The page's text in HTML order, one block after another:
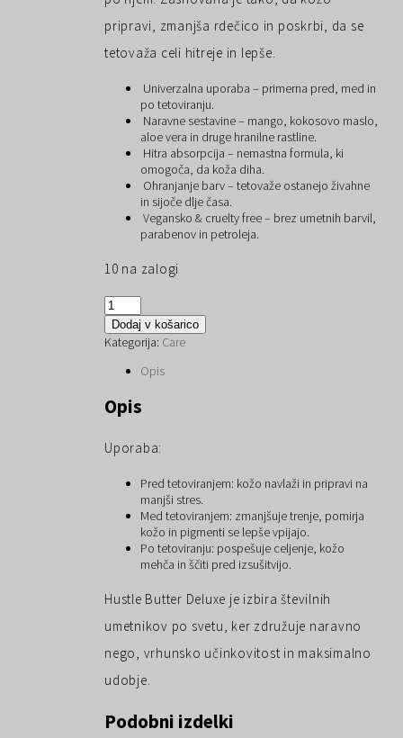
pripravi, zmanjša rdečico in poskrbi, da se
tetovaža celi hitreje in lepše.
Univerzalna uporaba – primerna pred, med in
po tetoviranju.
Naravne sestavine – mango, kokosovo maslo,
aloe vera in druge hranilne rastline.
Hitra absorpcija – nemastna formula, ki
omogoča, da koža diha.
Ohranjanje barv – tetovaže ostanejo živahne
in sijoče dlje časa.
Vegansko & cruelty free – brez umetnih barvil,
parabenov in petroleja.
10 na zalogi
Hustle
Butter
Deluxe
–
naravna
nega
tetovaž
ml
Dodaj v košarico
Kategorija: Care
Opis
Opis
Uporaba:
Pred tetoviranjem: kožo navlaži in pripravi na
manjši stres.
Med tetoviranjem: zmanjšuje trenje, pomirja
kožo in pigmenti se lepše vpijajo.
Po tetoviranju: pospešuje celjenje, kožo
mehča in ščiti pred izsušitvijo.
Hustle Butter Deluxe je izbira številnih
umetnikov po svetu, ker združuje naravno
nego, vrhunsko učinkovitost in maksimalno
udobje.
Podobni izdelki